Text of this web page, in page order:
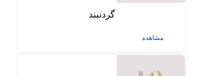
گردنبند
مشاهده